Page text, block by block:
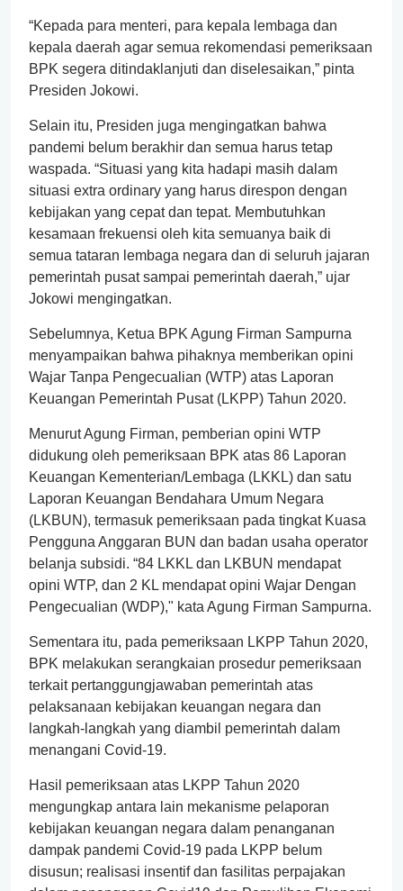
“Kepada para menteri, para kepala lembaga dan
kepala daerah agar semua rekomendasi pemeriksaan
BPK segera ditindaklanjuti dan diselesaikan,” pinta
Presiden Jokowi.
Selain itu, Presiden juga mengingatkan bahwa
pandemi belum berakhir dan semua harus tetap
waspada. “Situasi yang kita hadapi masih dalam
situasi extra ordinary yang harus direspon dengan
kebijakan yang cepat dan tepat. Membutuhkan
kesamaan frekuensi oleh kita semuanya baik di
semua tataran lembaga negara dan di seluruh jajaran
pemerintah pusat sampai pemerintah daerah,” ujar
Jokowi mengingatkan.
Sebelumnya, Ketua BPK Agung Firman Sampurna
menyampaikan bahwa pihaknya memberikan opini
Wajar Tanpa Pengecualian (WTP) atas Laporan
Keuangan Pemerintah Pusat (LKPP) Tahun 2020.
Menurut Agung Firman, pemberian opini WTP
didukung oleh pemeriksaan BPK atas 86 Laporan
Keuangan Kementerian/Lembaga (LKKL) dan satu
Laporan Keuangan Bendahara Umum Negara
(LKBUN), termasuk pemeriksaan pada tingkat Kuasa
Pengguna Anggaran BUN dan badan usaha operator
belanja subsidi. “84 LKKL dan LKBUN mendapat
opini WTP, dan 2 KL mendapat opini Wajar Dengan
Pengecualian (WDP)," kata Agung Firman Sampurna.
Sementara itu, pada pemeriksaan LKPP Tahun 2020,
BPK melakukan serangkaian prosedur pemeriksaan
terkait pertanggungjawaban pemerintah atas
pelaksanaan kebijakan keuangan negara dan
langkah-langkah yang diambil pemerintah dalam
menangani Covid-19.
Hasil pemeriksaan atas LKPP Tahun 2020
mengungkap antara lain mekanisme pelaporan
kebijakan keuangan negara dalam penanganan
dampak pandemi Covid-19 pada LKPP belum
disusun; realisasi insentif dan fasilitas perpajakan